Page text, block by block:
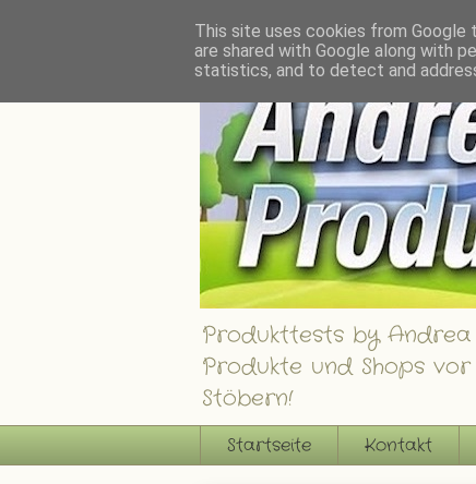
Produkttests by Andrea
Produkte und Shops
Stöbern!
Startseite Kontakt
This site uses cookies from Google
are shared with Google along with
statistics, and to detect and